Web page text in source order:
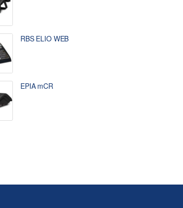
RBS ELIO WEB
EPIA mCR